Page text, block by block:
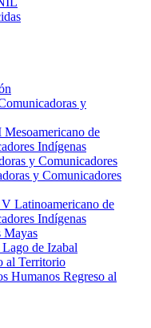
y
de
Indígenas
y Comunicadores
y Comunicadores
Latinoamericano de
Indígenas
Mayas
de Izabal
al Territorio
Humanos Regreso al